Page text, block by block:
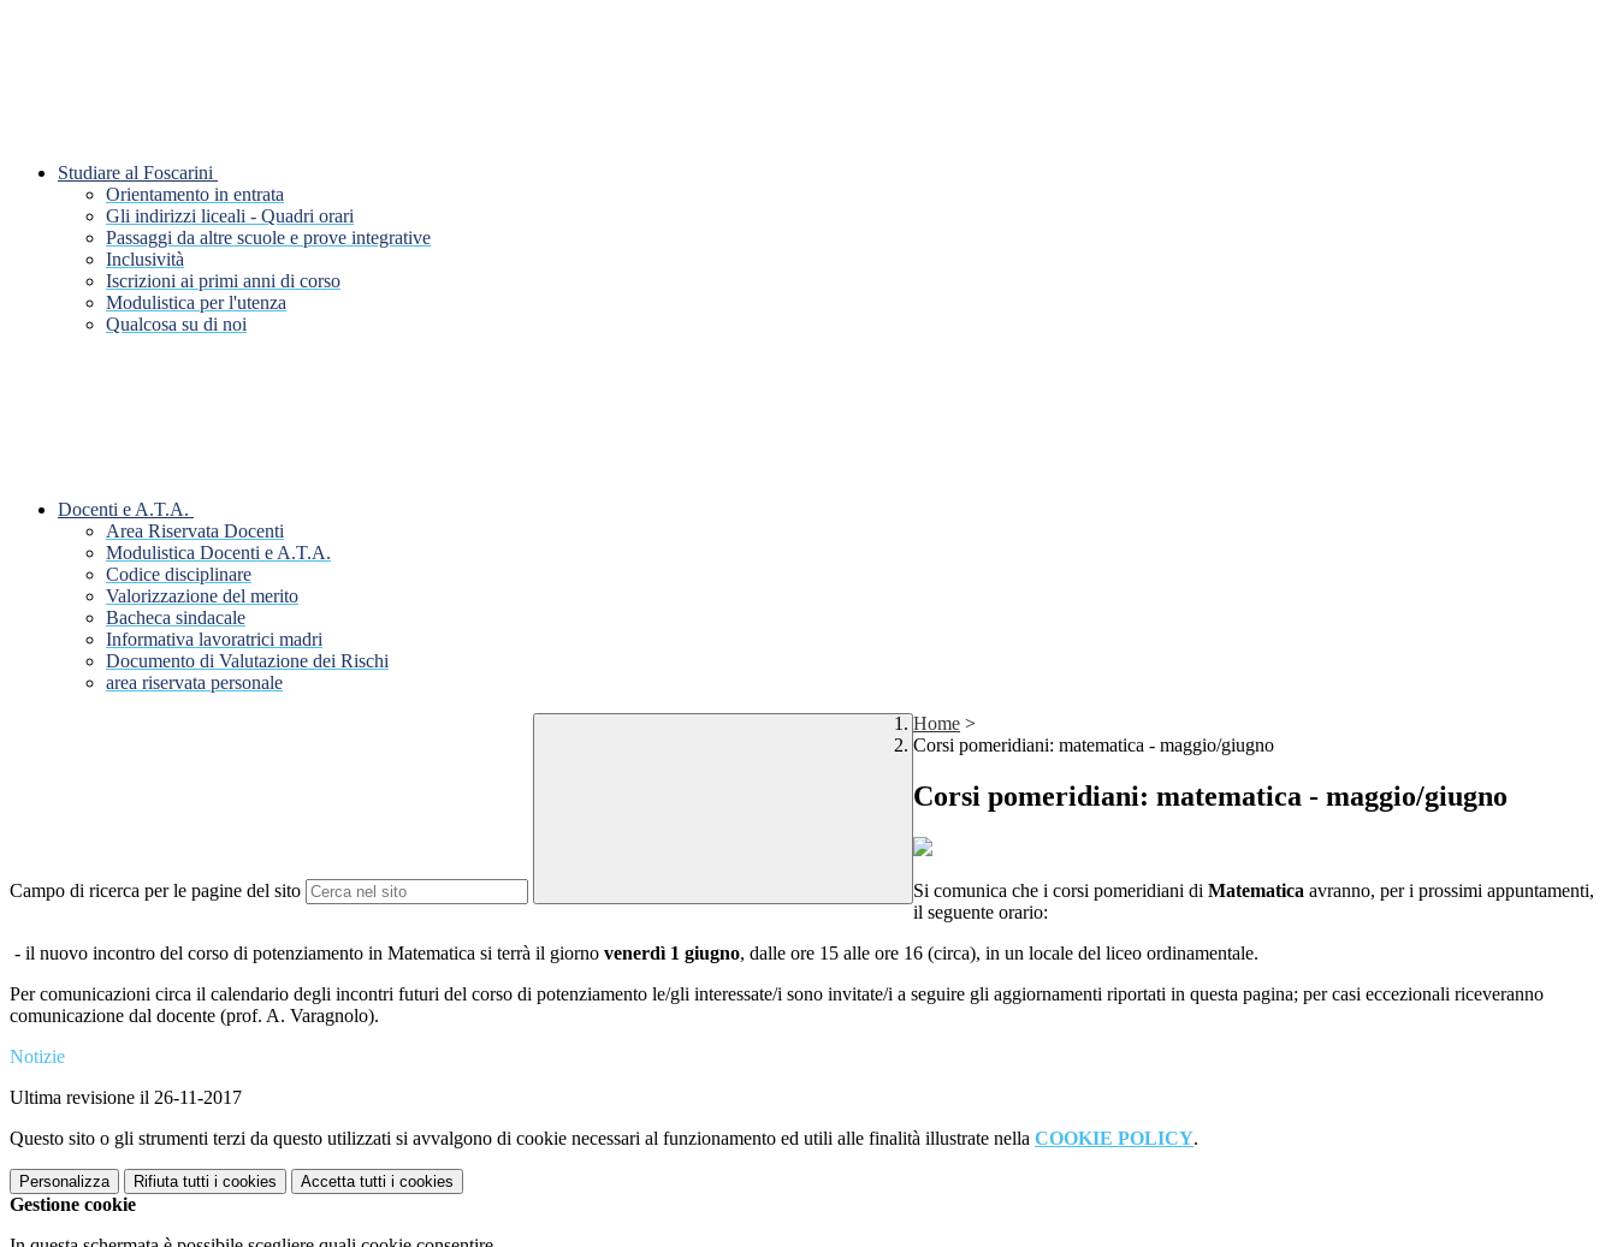
Studiare al Foscarini
Orientamento in entrata
Gli indirizzi liceali - Quadri orari
Passaggi da altre scuole e prove integrative
Inclusività
Iscrizioni ai primi anni di corso
Modulistica per l'utenza
Qualcosa su di noi
Docenti e A.T.A.
Area Riservata Docenti
Modulistica Docenti e A.T.A.
Codice disciplinare
Valorizzazione del merito
Bacheca sindacale
Informativa lavoratrici madri
Documento di Valutazione dei Rischi
area riservata personale
Campo di ricerca per le pagine del sito
Home >
Corsi pomeridiani: matematica - maggio/giugno
Corsi pomeridiani: matematica - maggio/giugno
Si comunica che i corsi pomeridiani di Matematica avranno, per i prossimi appuntamenti,
il seguente orario:
- il nuovo incontro del corso di potenziamento in Matematica si terrà il giorno venerdì 1 giugno, dalle ore 15 alle ore 16 (circa), in un locale del liceo ordinamentale.
Per comunicazioni circa il calendario degli incontri futuri del corso di potenziamento le/gli interessate/i sono invitate/i a seguire gli aggiornamenti riportati in questa pagina; per casi eccezionali riceveranno
comunicazione dal docente (prof. A. Varagnolo).
Notizie
Ultima revisione il 26-11-2017
Questo sito o gli strumenti terzi da questo utilizzati si avvalgono di cookie necessari al funzionamento ed utili alle finalità illustrate nella COOKIE POLICY.
Personalizza Rifiuta tutti i cookies Accetta tutti i cookies
Gestione cookie